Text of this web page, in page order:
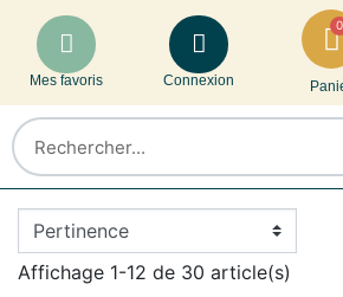
Mes favoris Connexion
Affichage 1-12 de 30 article(s)